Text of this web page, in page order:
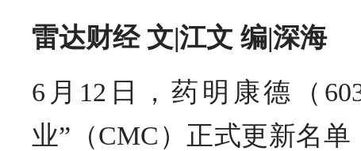
雷达财经 文|江文 编|深海
6月12日，药明康德（
业”（CMC）正式更新名